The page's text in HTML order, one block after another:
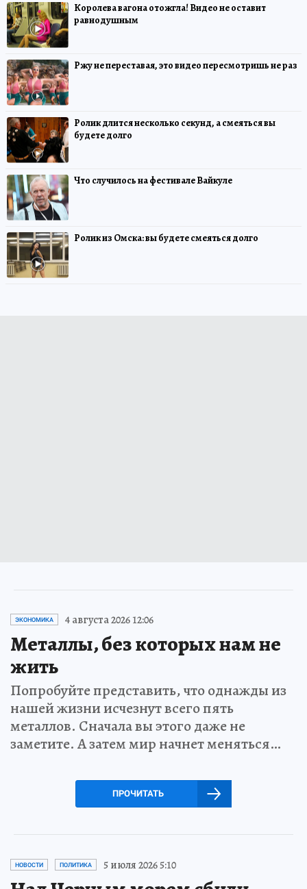
Королева вагона отожгла! Видео не оставит
равнодушным
Ржу не переставая, это видео пересмотришь не раз
Ролик длится несколько секунд, а смеяться вы
будете долго
Что случилось на фестивале Вайкуле
Ролик из Омска: вы будете смеяться долго
ЭКОНОМИКА 4 августа 2026 12:06
Металлы, без которых нам не
жить
Попробуйте представить, что однажды из
нашей жизни исчезнут всего пять
металлов. Сначала вы этого даже не
заметите. А затем мир начнет меняться…
ПРОЧИТАТЬ
НОВОСТИ ПОЛИТИКА 5 июля 2026 5:10